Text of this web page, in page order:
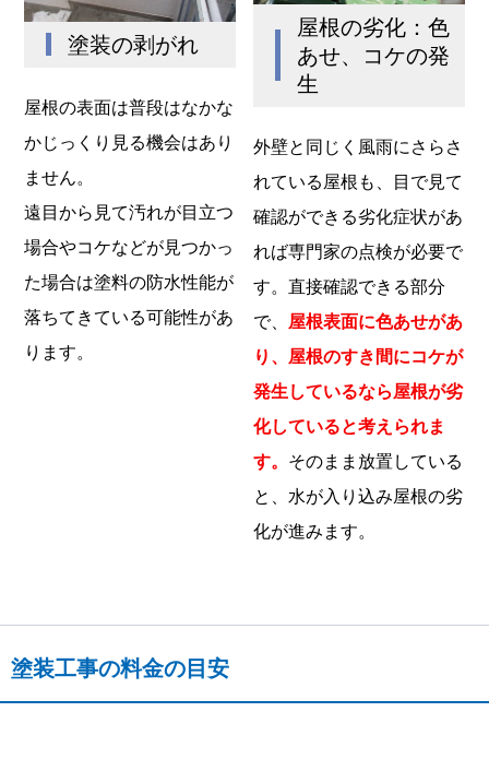
塗装の剥がれ
屋根の表面は普段はなかな
かじっくり見る機会はあり
ません。
遠目から見て汚れが目立つ
場合やコケなどが見つかっ
た場合は塗料の防水性能が
落ちてきている可能性があ
ります。
屋根の劣化：色
あせ、コケの発
生
外壁と同じく風雨にさらさ
れている屋根も、目で見て
確認ができる劣化症状があ
れば専門家の点検が必要で
す。直接確認できる部分
で、 屋根表面に色あせがあ
り、屋根のすき間にコケが
発生しているなら屋根が劣
化していると考えられま
す。 そのまま放置している
と、水が入り込み屋根の劣
化が進みます。
塗装工事の料金の目安